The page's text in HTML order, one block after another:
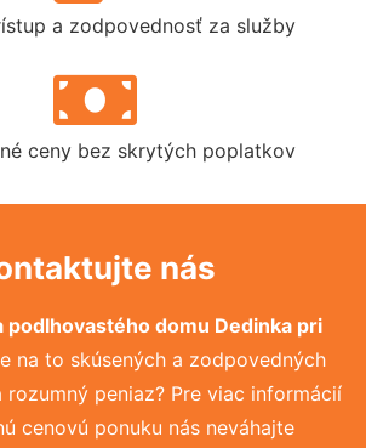
a zodpovednosť za služby
ceny bez skrytých poplatkov
nás
podlhovastého domu Dedinka pri
na to skúsených a zodpovedných
peniaz? Pre viac informácií
cenovú ponuku nás neváhajte